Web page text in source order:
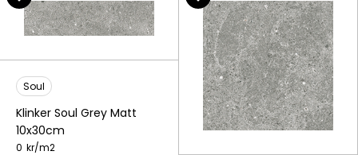
Soul
Klinker Soul Grey Matt
10x30cm
0 kr/m2